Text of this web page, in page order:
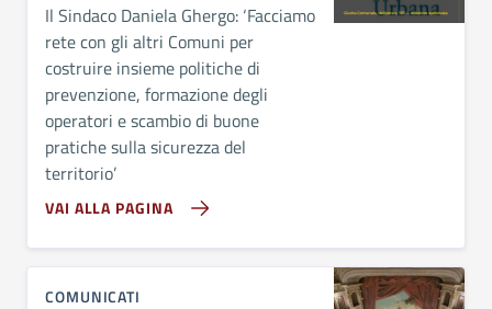
Il Sindaco Daniela Ghergo: ‘Facciamo
rete con gli altri Comuni per
costruire insieme politiche di
prevenzione, formazione degli
operatori e scambio di buone
pratiche sulla sicurezza del
territorio’
VAI ALLA PAGINA
COMUNICATI